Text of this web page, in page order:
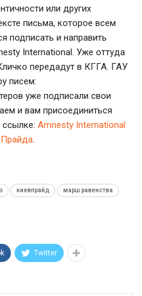
или других
письма, которое всем
подписать и направить
International. Уже оттуда
передадут в КГГА. ГАУ
писем:
уже подписали свои
и вам присоединиться
ссылке: Amnesty International
.
киевпрайд марш равенства
Twitter